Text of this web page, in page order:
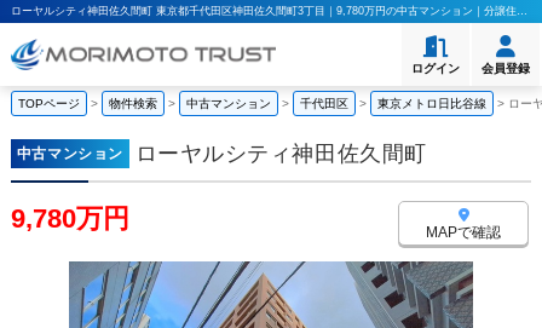
ローヤルシティ神田佐久間町 東京都千代田区神田佐久間町3丁目｜9,780万円の中古マンション｜分譲住宅や新築物件｜モリモト・トラスト株式会社
ログイン 会員登録
TOPページ > 物件検索 > 中古マンション > 千代田区 > 東京メトロ日比谷線 > ロー
中古マンション ローヤルシティ神田佐久間町
9,780万円 MAPで確認